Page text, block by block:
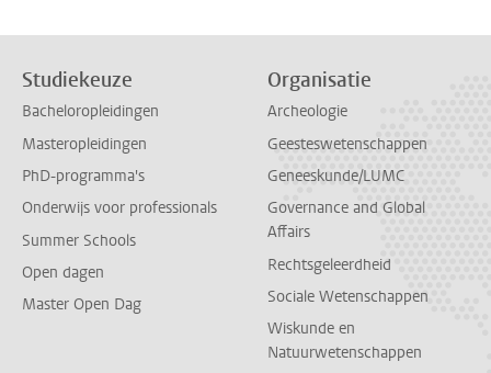
Studiekeuze
Bacheloropleidingen
Masteropleidingen
PhD-programma's
Onderwijs voor professionals
Summer Schools
Open dagen
Master Open Dag
Organisatie
Archeologie
Geesteswetenschappen
Geneeskunde/LUMC
Governance and Global
Affairs
Rechtsgeleerdheid
Sociale Wetenschappen
Wiskunde en
Natuurwetenschappen